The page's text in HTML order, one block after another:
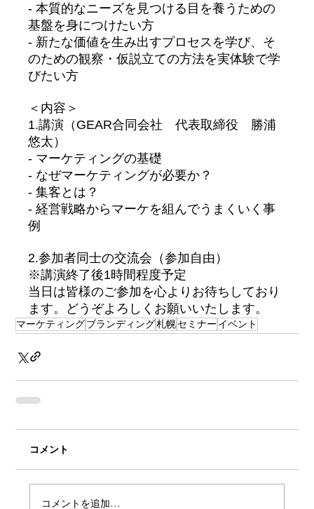
- 本質的なニーズを見つける目を養うための
基盤を身につけたい方
- 新たな価値を生み出すプロセスを学び、そ
のための観察・仮説立ての方法を実体験で学
びたい方
＜内容＞
1.講演（GEAR合同会社　代表取締役　勝浦
悠太）
- マーケティングの基礎
- なぜマーケティングが必要か？
- 集客とは？
- 経営戦略からマーケを組んでうまくいく事
例
2.参加者同士の交流会（参加自由）
※講演終了後1時間程度予定
当日は皆様のご参加を心よりお待ちしており
ます。どうぞよろしくお願いいたします。
マーケティングブランディング札幌セミナー イベント
コメント
コメントを追加…